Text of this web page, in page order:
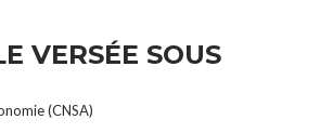
VERSÉE SOUS
(CNSA)